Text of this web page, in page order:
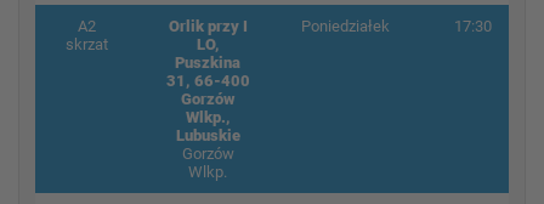
A2
skrzat
Orlik przy I
LO,
Puszkina
31, 66-400
Gorzów
Wlkp.,
Lubuskie
Gorzów
Wlkp.
Poniedziałek 17:30